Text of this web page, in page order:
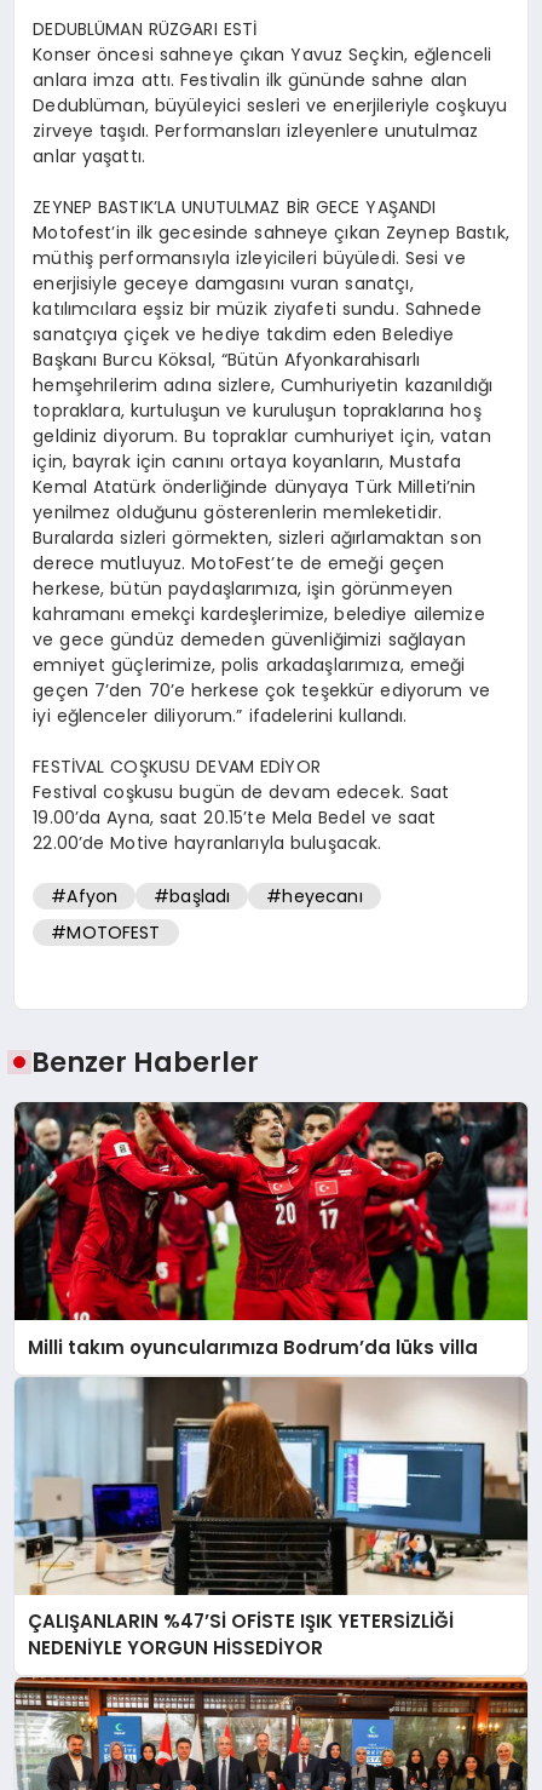
DEDUBLÜMAN RÜZGARI ESTİ
Konser öncesi sahneye çıkan Yavuz Seçkin, eğlenceli
anlara imza attı. Festivalin ilk gününde sahne alan
Dedublüman, büyüleyici sesleri ve enerjileriyle coşkuyu
zirveye taşıdı. Performansları izleyenlere unutulmaz
anlar yaşattı.
ZEYNEP BASTIK’LA UNUTULMAZ BİR GECE YAŞANDI
Motofest’in ilk gecesinde sahneye çıkan Zeynep Bastık,
müthiş performansıyla izleyicileri büyüledi. Sesi ve
enerjisiyle geceye damgasını vuran sanatçı,
katılımcılara eşsiz bir müzik ziyafeti sundu. Sahnede
sanatçıya çiçek ve hediye takdim eden Belediye
Başkanı Burcu Köksal, “Bütün Afyonkarahisarlı
hemşehrilerim adına sizlere, Cumhuriyetin kazanıldığı
topraklara, kurtuluşun ve kuruluşun topraklarına hoş
geldiniz diyorum. Bu topraklar cumhuriyet için, vatan
için, bayrak için canını ortaya koyanların, Mustafa
Kemal Atatürk önderliğinde dünyaya Türk Milleti’nin
yenilmez olduğunu gösterenlerin memleketidir.
Buralarda sizleri görmekten, sizleri ağırlamaktan son
derece mutluyuz. MotoFest’te de emeği geçen
herkese, bütün paydaşlarımıza, işin görünmeyen
kahramanı emekçi kardeşlerimize, belediye ailemize
ve gece gündüz demeden güvenliğimizi sağlayan
emniyet güçlerimize, polis arkadaşlarımıza, emeği
geçen 7’den 70’e herkese çok teşekkür ediyorum ve
iyi eğlenceler diliyorum.” ifadelerini kullandı.
FESTİVAL COŞKUSU DEVAM EDİYOR
Festival coşkusu bugün de devam edecek. Saat
19.00’da Ayna, saat 20.15’te Mela Bedel ve saat
22.00’de Motive hayranlarıyla buluşacak.
#Afyon #başladı
#heyecanı
#MOTOFEST
Benzer Haberler
Milli takım oyuncularımıza Bodrum’da lüks villa
ÇALIŞANLARIN %47’Sİ OFİSTE IŞIK YETERSİZLİĞİ
NEDENİYLE YORGUN HİSSEDİYOR